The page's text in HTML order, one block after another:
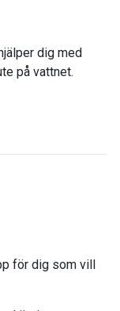
dig med
på vattnet.
för dig som vill